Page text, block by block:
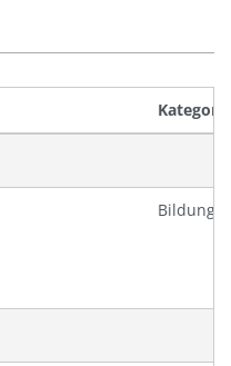
Kategorie
Bildung